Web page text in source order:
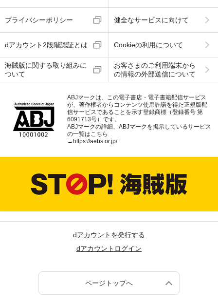
プライバシーポリシー 健全なサービスに向けて
dアカウント2段階認証とは Cookieの利用について
海賊版に関する取り組みに
ついて
お客さまのご利用端末から
の情報の外部送信について
ABJマークは、この電子書店・電子書籍配信サービス
が、著作権者からコンテンツ使用許諾を得た正規版配
信サービスであることを示す登録商標（登録番号 第
6091713号）です。
ABJマークの詳細、ABJマークを掲示しているサービス
の一覧はこちら
→ https://aebs.or.jp/
dアカウントを発行する
dアカウントログイン
ページトップへ